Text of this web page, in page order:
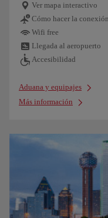
Ver mapa interactivo
Cómo hacer la conexión
Wifi free
Llegada al aeropuerto
Accesibilidad
Aduana y equipajes
Más información